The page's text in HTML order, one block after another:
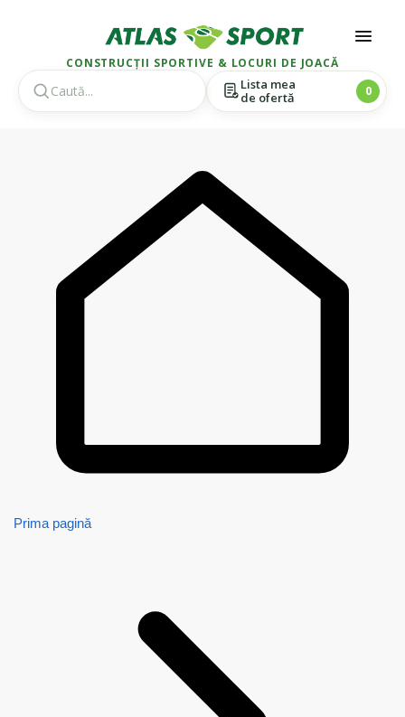
CONSTRUCȚII SPORTIVE & LOCURI DE JOACĂ
Lista mea
de ofertă
0
Prima pagină